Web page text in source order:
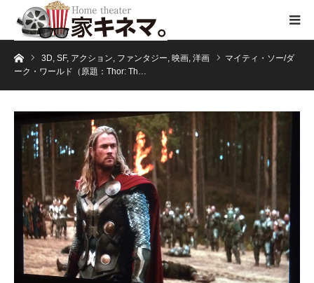
ホーム
3D, SF, アクション, ファンタジー, 映画, 洋画
マイティ・ソー/ダ
ーク・ワールド（原題：Thor: Th…